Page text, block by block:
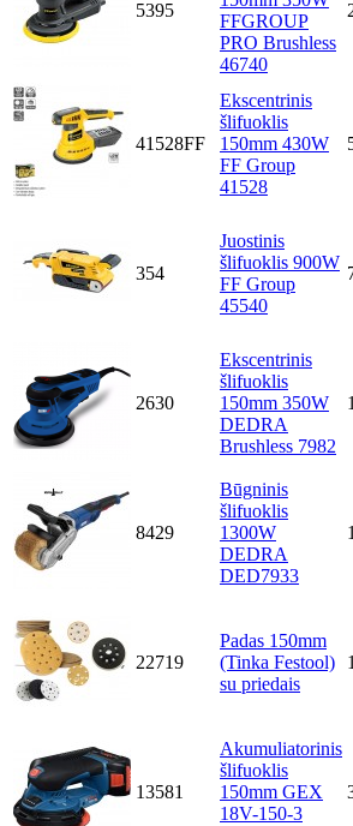
5395
FFGROUP
PRO Brushless
46740
41528FF
Ekscentrinis
šlifuoklis
150mm 430W
FF Group
41528
354
Juostinis
šlifuoklis 900W
FF Group
45540
2630
Ekscentrinis
šlifuoklis
150mm 350W
DEDRA
Brushless 7982
8429
Būgninis
šlifuoklis
1300W
DEDRA
DED7933
22719
Padas 150mm
(Tinka Festool)
su priedais
13581
Akumuliatorinis
šlifuoklis
150mm GEX
18V-150-3